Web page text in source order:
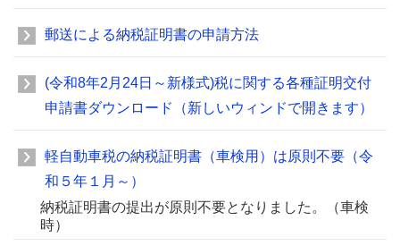
郵送による納税証明書の申請方法
(令和8年2月24日～新様式)税に関する各種証明交付
申請書ダウンロード（新しいウィンドで開きます）
軽自動車税の納税証明書（車検用）は原則不要（令
和５年１月～）
納税証明書の提出が原則不要となりました。（車検
時）